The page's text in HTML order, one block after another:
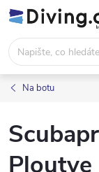
Přejít
na
obsah
Na botu
Ploutve